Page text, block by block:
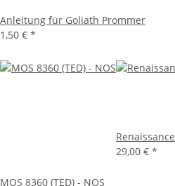
Anleitung für Goliath Prommer
1,50 € *
MOS 8360 (TED) - NOS
Renaissance
29,00 € *